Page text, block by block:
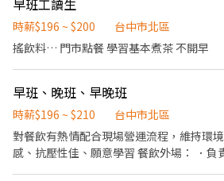
早班工讀生
時薪$196 ~ $200
台中市北區
搖飲料… 門市點餐 學習基本煮茶 不開早
早班、晚班、早晚班
時薪$196 ~ $210
台中市北區
對餐飲有熱情配合現場營運流程，維持環
感、抗壓性佳、願意學習 餐飲外場： ．負責為顧客帶位、安排座